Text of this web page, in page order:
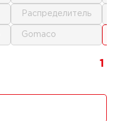
1
распределитель
gomaco